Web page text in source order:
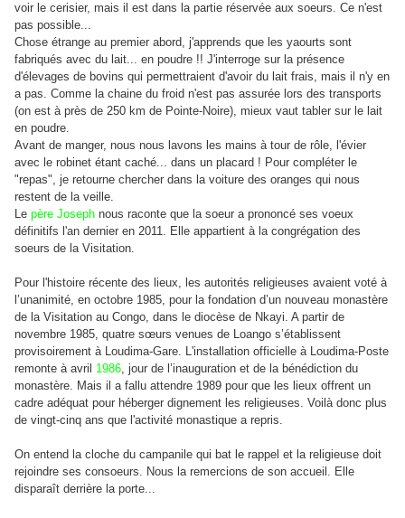
voir le cerisier, mais il est dans la partie réservée aux soeurs. Ce n'est
pas possible...
Chose étrange au premier abord, j'apprends que les yaourts sont
fabriqués avec du lait... en poudre !! J'interroge sur la présence
d'élevages de bovins qui permettraient d'avoir du lait frais, mais il n'y en
a pas. Comme la chaine du froid n'est pas assurée lors des transports
(on est à près de 250 km de Pointe-Noire), mieux vaut tabler sur le lait
en poudre.
Avant de manger, nous nous lavons les mains à tour de rôle, l'évier
avec le robinet étant caché... dans un placard ! Pour compléter le
"repas", je retourne chercher dans la voiture des oranges qui nous
restent de la veille.
Le père Joseph nous raconte que la soeur a prononcé ses voeux
définitifs l'an dernier en 2011. Elle appartient à la congrégation des
soeurs de la Visitation.
Pour l'histoire récente des lieux, les autorités religieuses avaient voté à
l’unanimité, en octobre 1985, pour la fondation d’un nouveau monastère
de la Visitation au Congo, dans le diocèse de Nkayi. A partir de
novembre 1985, quatre sœurs venues de Loango s’établissent
provisoirement à Loudima-Gare. L'installation officielle à Loudima-Poste
remonte à avril 1986, jour de l’inauguration et de la bénédiction du
monastère. Mais il a fallu attendre 1989 pour que les lieux offrent un
cadre adéquat pour héberger dignement les religieuses. Voilà donc plus
de vingt-cinq ans que l'activité monastique a repris.
On entend la cloche du campanile qui bat le rappel et la religieuse doit
rejoindre ses consoeurs. Nous la remercions de son accueil. Elle
disparaît derrière la porte...